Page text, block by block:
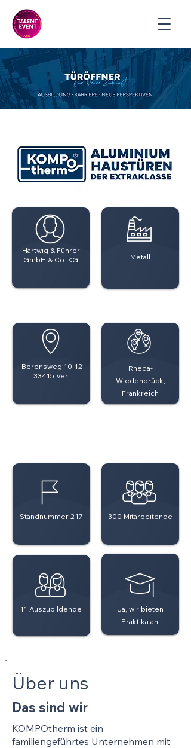
Hartwig & Führer
GmbH & Co. KG
Metall
Berensweg 10-12
33415 Verl
Rheda-
Wiedenbrück,
Frankreich
Standnummer 2.17 300 Mitarbeitende
11 Auszubildende
Ja, wir bieten
Praktika an.
Über uns
Das sind wir
KOMPOtherm ist ein
familiengeführtes Unternehmen mit